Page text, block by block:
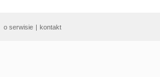
o serwisie | kontakt